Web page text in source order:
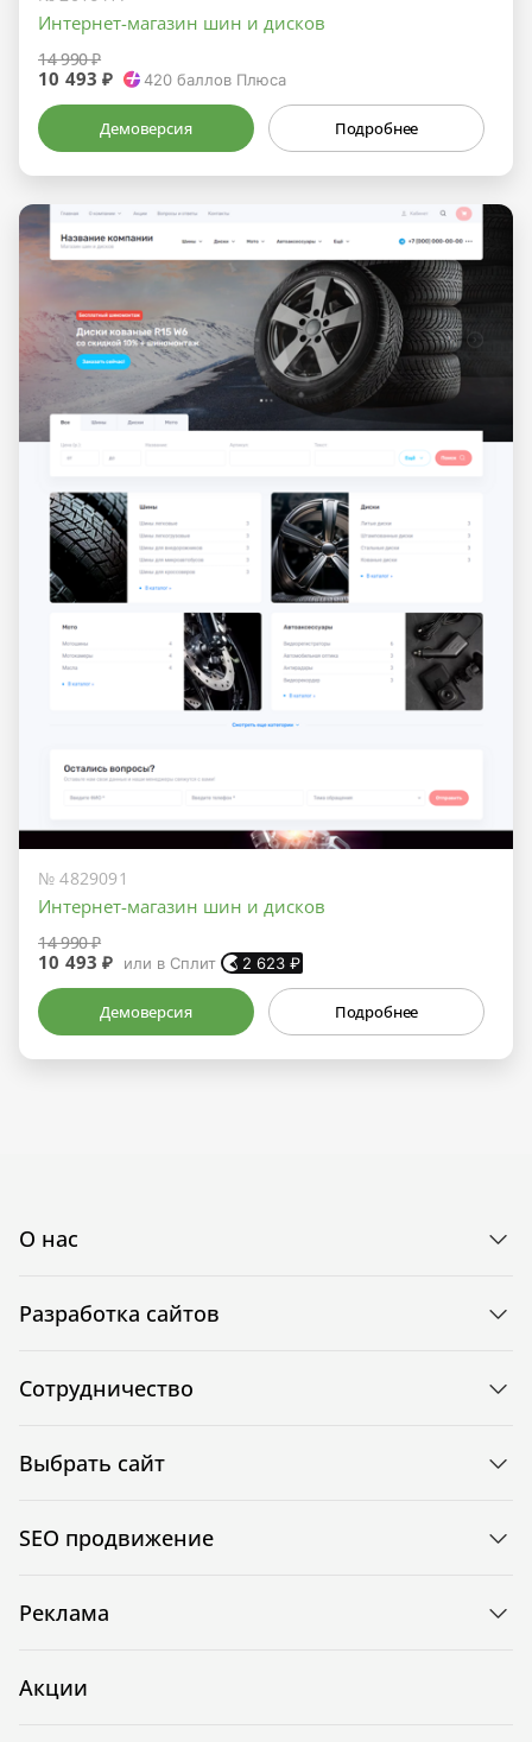
Интернет-магазин шин и дисков
14 990 ₽
10 493 ₽ 420баллов Плюса
Демоверсия Подробнее
№ 4829091
Интернет-магазин шин и дисков
14 990 ₽
10 493 ₽ или в Сплит 2 623₽
Демоверсия Подробнее
О нас
Разработка сайтов
Сотрудничество
Выбрать сайт
SEO продвижение
Реклама
Акции